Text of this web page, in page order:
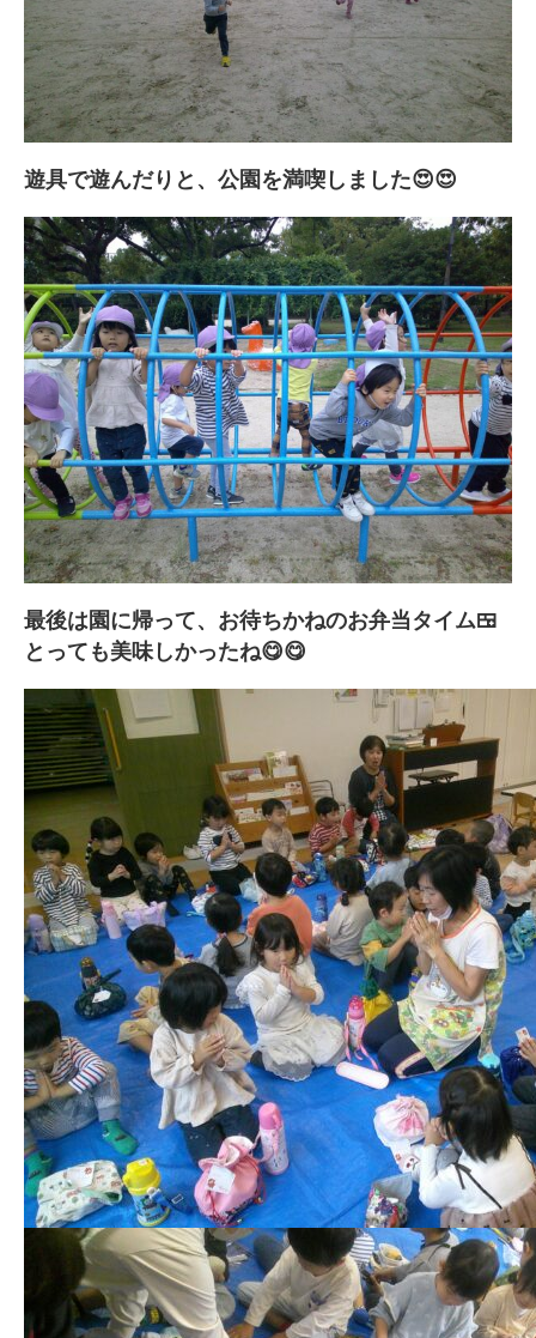
遊具で遊んだりと、公園を満喫しました😍😍
最後は園に帰って、お待ちかねのお弁当タイム🍱
とっても美味しかったね😋😋